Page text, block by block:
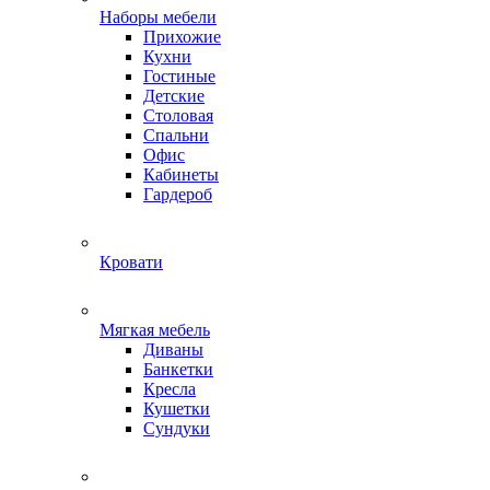
Наборы мебели
Прихожие
Кухни
Гостиные
Детские
Столовая
Спальни
Офис
Кабинеты
Гардероб
Кровати
Мягкая мебель
Диваны
Банкетки
Кресла
Кушетки
Сундуки